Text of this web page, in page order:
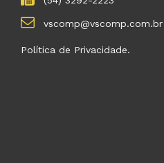
vscomp@vscomp.com.br
Política de Privacidade.